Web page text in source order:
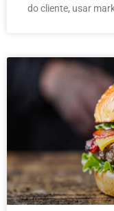
do cliente, usar